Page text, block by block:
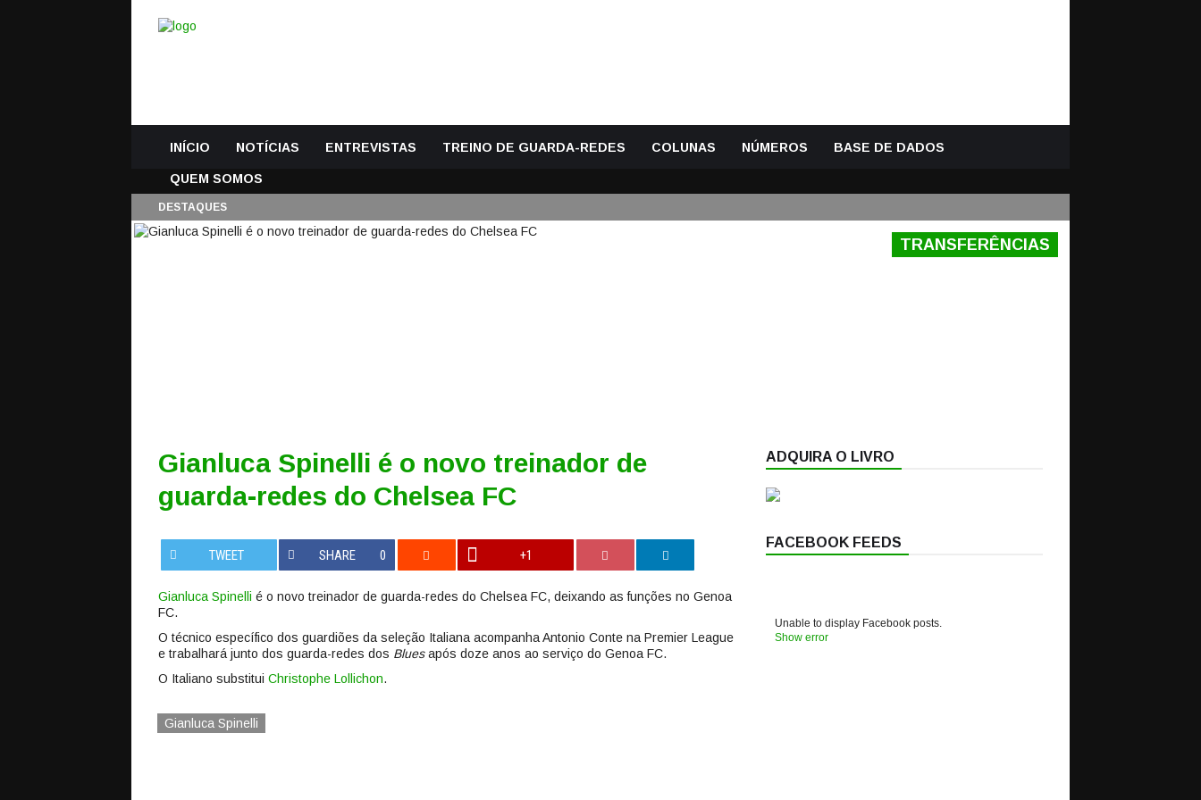
INÍCIO NOTÍCIAS ENTREVISTAS TREINO DE GUARDA-REDES COLUNAS NÚMEROS BASE DE DADOS
QUEM SOMOS
DESTAQUES
TRANSFERÊNCIAS
Gianluca Spinelli é o novo treinador de
guarda-redes do Chelsea FC
TWEET SHARE 0 +1
Gianluca Spinelli é o novo treinador de guarda-redes do Chelsea FC, deixando as funções no Genoa
FC.
O técnico específico dos guardiões da seleção Italiana acompanha Antonio Conte na Premier League
e trabalhará junto dos guarda-redes dos Bluesapós doze anos ao serviço do Genoa FC.
O Italiano substitui Christophe Lollichon.
Gianluca Spinelli
ADQUIRA O LIVRO
FACEBOOK FEEDS
Unable to display Facebook posts.
Show error